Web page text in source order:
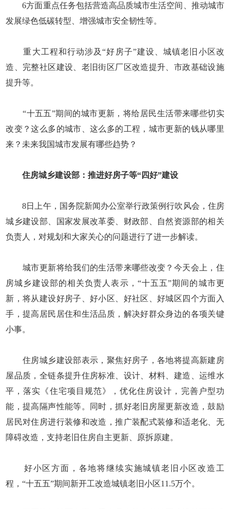
6方面重点任务包括营造高品质城市生活空间、推动城市
发展绿色低碳转型、增强城市安全韧性等。
重大工程和行动涉及“好房子”建设、城镇老旧小区改
造、完整社区建设、老旧街区厂区改造提升、市政基础设施
提升等。
“十五五”期间的城市更新，将给居民生活带来哪些切实
改变？这么多的城市、这么多的工程，城市更新的钱从哪里
来？未来我国城市发展有哪些趋势？
住房城乡建设部：推进好房子等“四好”建设
8日上午，国务院新闻办公室举行政策例行吹风会，住房
城乡建设部、国家发展改革委、财政部、自然资源部的相关
负责人，对规划和大家关心的问题进行了进一步解读。
城市更新将给我们的生活带来哪些改变？今天会上，住
房城乡建设部的相关负责人表示，“十五五”期间的城市更
新，将从建设好房子、好小区、好社区、好城区四个方面入
手，提高居民居住和生活品质，解决好群众身边的各项关键
小事。
住房城乡建设部表示，聚焦好房子，各地将提高新建房
屋品质，全链条提升住房标准、设计、材料、建造、运维水
平，落实《住宅项目规范》，优化住房设计，完善户型功
能，提高隔声性能等。同时，抓好老旧房屋更新改造，鼓励
居民对住房进行装修和改造，推广装配式装修和适老化、无
障碍改造，支持老旧住房自主更新、原拆原建。
好小区方面，各地将继续实施城镇老旧小区改造工
程，“十五五”期间新开工改造城镇老旧小区11.5万个。